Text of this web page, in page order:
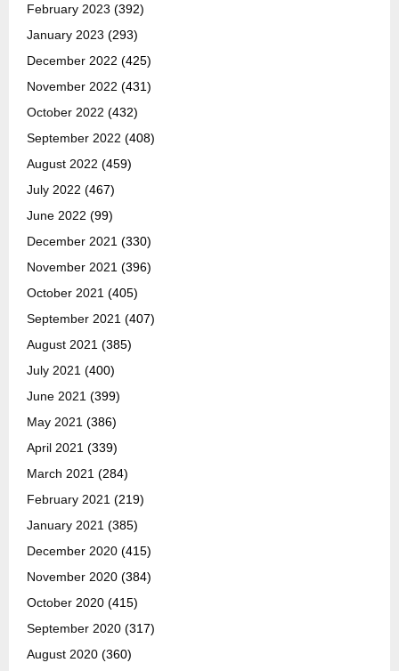
February 2023 (392)
January 2023 (293)
December 2022 (425)
November 2022 (431)
October 2022 (432)
September 2022 (408)
August 2022 (459)
July 2022 (467)
June 2022 (99)
December 2021 (330)
November 2021 (396)
October 2021 (405)
September 2021 (407)
August 2021 (385)
July 2021 (400)
June 2021 (399)
May 2021 (386)
April 2021 (339)
March 2021 (284)
February 2021 (219)
January 2021 (385)
December 2020 (415)
November 2020 (384)
October 2020 (415)
September 2020 (317)
August 2020 (360)